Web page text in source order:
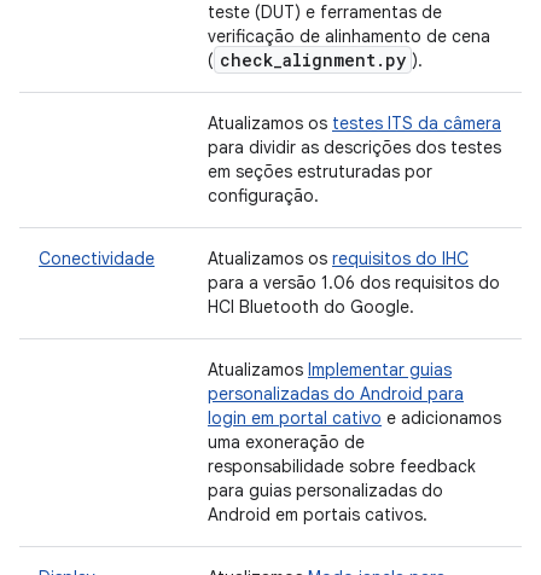
teste (DUT) e ferramentas de
verificação de alinhamento de cena
( check_alignment. py ).
Atualizamos os testes ITS da câmera
para dividir as descrições dos testes
em seções estruturadas por
configuração.
Conectividade Atualizamos os requisitos do IHC
para a versão 1.06 dos requisitos do
HCI Bluetooth do Google.
Atualizamos Implementar guias
personalizadas do Android para
login em portal cativo e adicionamos
uma exoneração de
responsabilidade sobre feedback
para guias personalizadas do
Android em portais cativos.